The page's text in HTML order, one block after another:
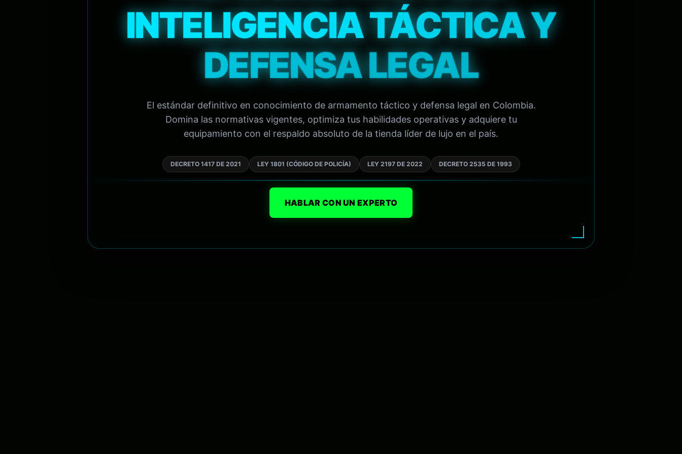
INTELIGENCIA TÁCTICA Y
DEFENSA LEGAL
El estándar definitivo en conocimiento de armamento táctico y defensa legal en Colombia.
Domina las normativas vigentes, optimiza tus habilidades operativas y adquiere tu
equipamiento con el respaldo absoluto de la tienda líder de lujo en el país.
DECRETO 1417 DE 2021 LEY 1801 (CÓDIGO DE POLICÍA) LEY 2197 DE 2022 DECRETO 2535 DE 1993
HABLAR CON UN EXPERTO